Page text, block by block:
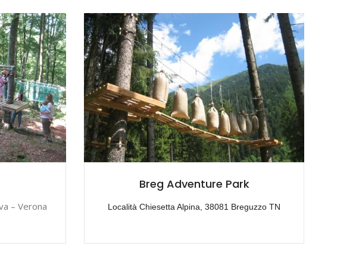
– Verona
Breg Adventure Park
Località Chiesetta Alpina, 38081 Breguzzo TN